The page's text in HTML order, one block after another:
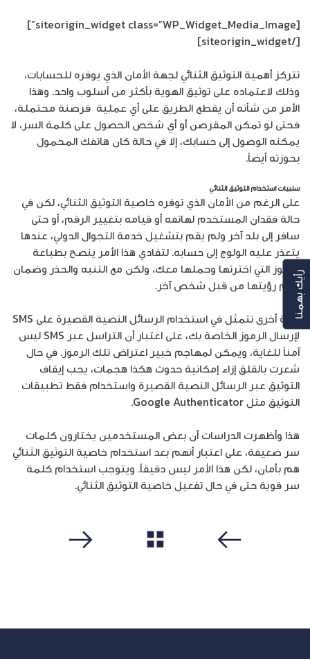
[siteorigin_widget class=”WP_Widget_Media_Image”]
[/siteorigin_widget]
تتركز أهمية التوثيق الثنائي لجهة الأمان الذي يوفره للحسابات،
وذلك لاعتماده على توثيق الهوية بأكثر من أسلوب واحد. وهذا
الأمر من شأنه أن يقطع الطريق على أي عملية قرصنة محتملة،
فحتى لو تمكن المقرصن أو أي شخص الحصول على كلمة السر، لا
يمكنه الوصول إلى حسابك، إلا في حالة كان هاتفك المحمول
بحوزته أيضاً.
سلبيات استخدام التوثيق الثنائي
على الرغم من الأمان الذي توفره خاصية التوثيق الثنائي، لكن في
حالة فقدان المستخدم لهاتفه أو قيامه بتغيير الرقم، أو حتى
سافر إلى بلد آخر ولم يقم بتشغيل خدمة التجوال الدولي، عندها
يتعذر عليه الولوج إلى حسابه. لتفادي هذا الأمر ينصح بطباعة
الرموز التي اخترتها وحملها معك، ولكن مع التنبه والحذر وضمان
عدم رؤيتها من قبل شخص آخر.
ثغرة أخرى تتمثل في استخدام الرسائل النصية القصيرة على SMS
لإرسال الرموز الخاصة بك، على اعتبار أن التراسل عبر SMS ليس
آمناً للغاية، ويمكن لمهاجم خبير اعتراض تلك الرموز. في حال
شعرت بالقلق إزاء إمكانية حدوث هكذا هجمات، يجب إيقاف
التوثيق عبر الرسائل النصية القصيرة واستخدام فقط تطبيقات
التوثيق مثل Google Authenticator.
هذا وأظهرت الدراسات أن بعض المستخدمين يختارون كلمات
سر ضعيفة، على اعتبار أنهم بعد استخدام خاصية التوثيق الثنائي
هم بأمان، لكن هذا الأمر ليس دقيقاً. ويتوجب استخدام كلمة
سر قوية حتى في حال تفعيل خاصية التوثيق الثنائي.
رأيك بهمنا